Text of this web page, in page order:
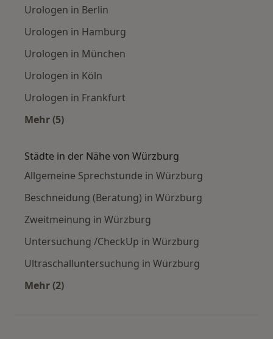
Urologen in Berlin
Urologen in Hamburg
Urologen in München
Urologen in Köln
Urologen in Frankfurt
Mehr (5)
Städte in der Nähe von Würzburg
Allgemeine Sprechstunde in Würzburg
Beschneidung (Beratung) in Würzburg
Zweitmeinung in Würzburg
Untersuchung /CheckUp in Würzburg
Ultraschalluntersuchung in Würzburg
Mehr (2)